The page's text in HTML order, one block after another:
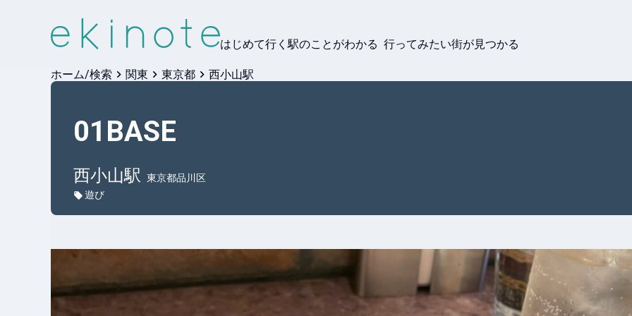
はじめて行く駅のことがわかる 行ってみたい街が見つかる
ホーム/検索 関東 東京都 西小山駅
01BASE
西小山駅
東京都品川区
遊び